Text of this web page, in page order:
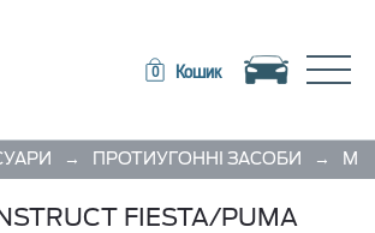
0 Кошик Toggle navigation
→ ПРОТИУГОННІ ЗАСОБИ →
FIESTA/PUMA